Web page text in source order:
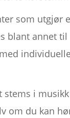
som utgjør
blant annet
stems i
om du kan